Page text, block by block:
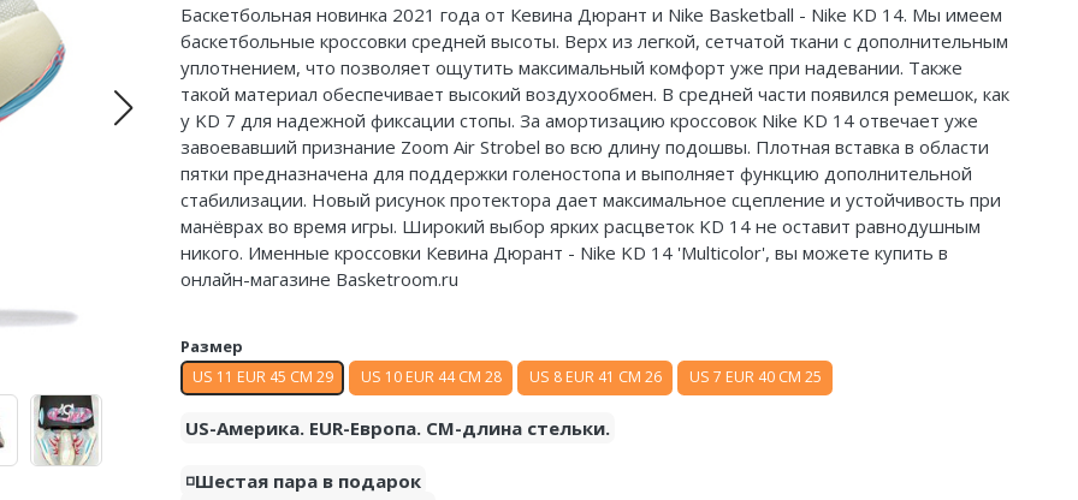
Баскетбольная новинка 2021 года от Кевина Дюрант и Nike Basketball - Nike KD 14. Мы имеем
баскетбольные кроссовки средней высоты. Верх из легкой, сетчатой ткани с дополнительным
уплотнением, что позволяет ощутить максимальный комфорт уже при надевании. Также
такой материал обеспечивает высокий воздухообмен. В средней части появился ремешок, как
у KD 7 для надежной фиксации стопы. За амортизацию кроссовок Nike KD 14 отвечает уже
завоевавший признание Zoom Air Strobel во всю длину подошвы. Плотная вставка в области
пятки предназначена для поддержки голеностопа и выполняет функцию дополнительной
стабилизации. Новый рисунок протектора дает максимальное сцепление и устойчивость при
манёврах во время игры. Широкий выбор ярких расцветок KD 14 не оставит равнодушным
никого. Именные кроссовки Кевина Дюрант - Nike KD 14 'Multicolor', вы можете купить в
онлайн-магазине Basketroom.ru
Размер
US 11 EUR 45 CM 29 US 10 EUR 44 CM 28 US 8 EUR 41 CM 26 US 7 EUR 40 CM 25
US-Америка. EUR-Европа. CM-длина стельки.
◽️Шестая пара в подарок